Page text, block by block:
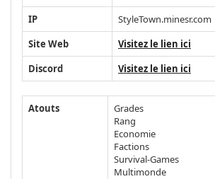
IP
StyleTown.minesr.com
Site Web
Visitez le lien ici
Discord
Visitez le lien ici
Atouts
Grades
Rang
Economie
Factions
Survival-Games
Multimonde